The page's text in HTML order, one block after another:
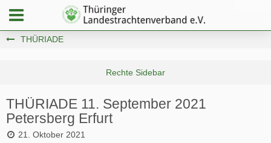
THÜRIADE
THÜRIADE 11. September 2021
Petersberg Erfurt
21. Oktober 2021